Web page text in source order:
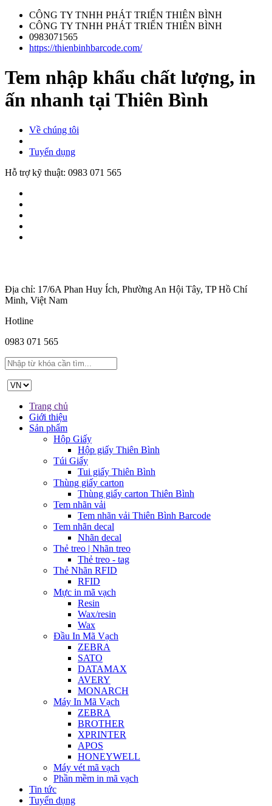
CÔNG TY TNHH PHÁT TRIỂN THIÊN BÌNH
CÔNG TY TNHH PHÁT TRIỂN THIÊN BÌNH
0983071565
https://thienbinhbarcode.com/
Tem nhập khẩu chất lượng, in
ấn nhanh tại Thiên Bình
Về chúng tôi
Tuyển dụng
Hỗ trợ kỹ thuật: 0983 071 565
Địa chỉ: 17/6A Phan Huy Ích, Phường An Hội Tây, TP Hồ Chí
Minh, Việt Nam
Hotline
0983 071 565
Trang chủ
Giới thiệu
Sản phẩm
Hộp Giấy
Hộp giấy Thiên Bình
Túi Giấy
Tui giấy Thiên Bình
Thùng giấy carton
Thùng giấy carton Thiên Bình
Tem nhãn vải
Tem nhãn vải Thiên Bình Barcode
Tem nhãn decal
Nhãn decal
Thẻ treo | Nhãn treo
Thẻ treo - tag
Thẻ Nhãn RFID
RFID
Mực in mã vạch
Resin
Wax/resin
Wax
Đầu In Mã Vạch
ZEBRA
SATO
DATAMAX
AVERY
MONARCH
Máy In Mã Vạch
ZEBRA
BROTHER
XPRINTER
APOS
HONEYWELL
Máy vét mã vạch
Phần mềm in mã vạch
Tin tức
Tuyển dụng